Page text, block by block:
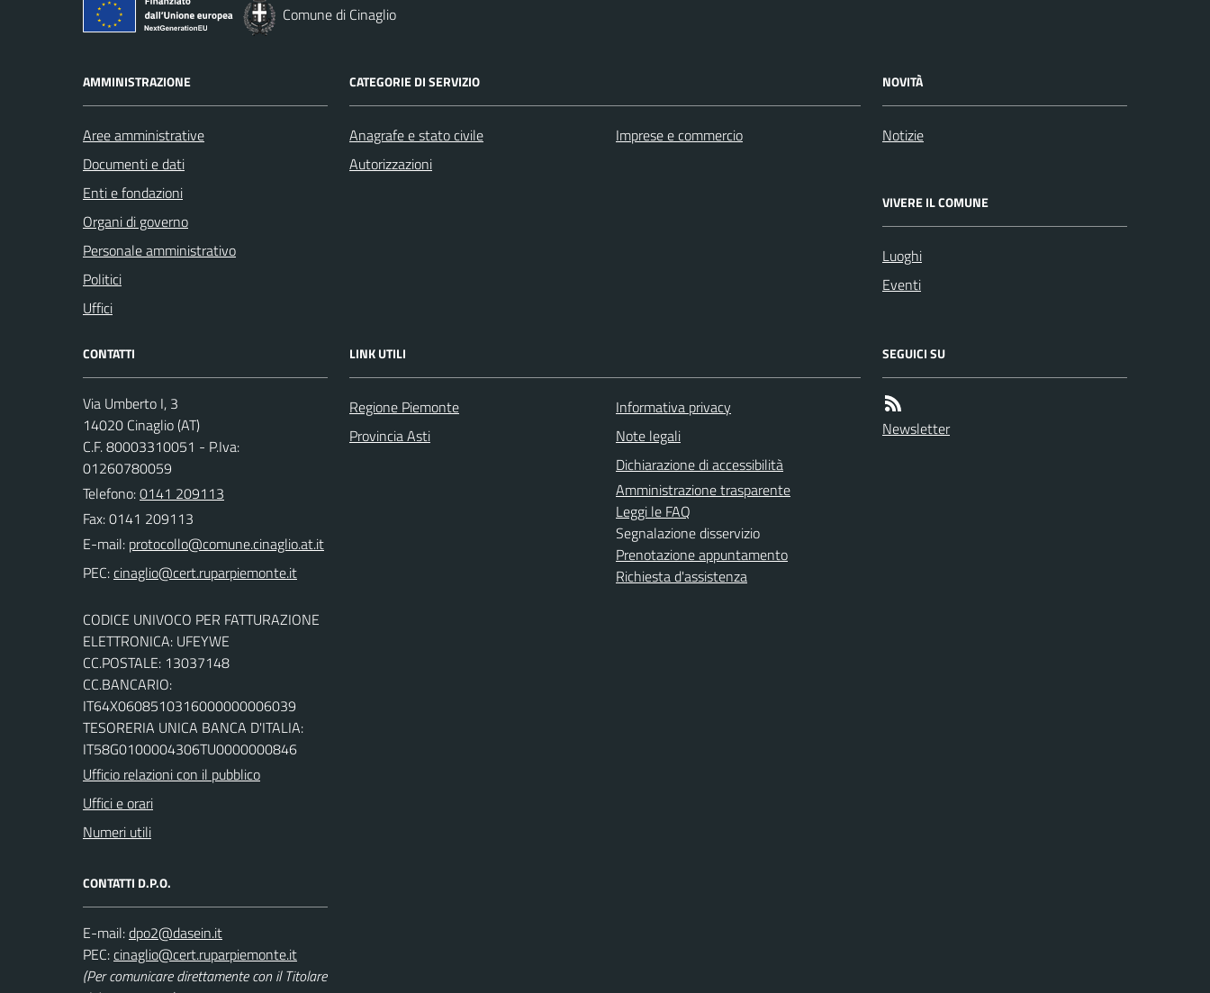
Comune di Cinaglio
AMMINISTRAZIONE
Aree amministrative
Documenti e dati
Enti e fondazioni
Organi di governo
Personale amministrativo
Politici
Uffici
CATEGORIE DI SERVIZIO
Anagrafe e stato civile
Autorizzazioni
Imprese e commercio
NOVITÀ
Notizie
VIVERE IL COMUNE
Luoghi
Eventi
CONTATTI
Via Umberto I, 3
14020 Cinaglio (AT)
C.F. 80003310051 - P.Iva:
01260780059
Telefono:0141 209113
Fax: 0141 209113
E-mail:
PEC:
CODICE UNIVOCO PER FATTURAZIONE
ELETTRONICA: UFEYWE
CC.POSTALE: 13037148
CC.BANCARIO:
IT64X0608510316000000006039
TESORERIA UNICA BANCA D'ITALIA:
IT58G0100004306TU0000000846
Ufficio relazioni con il pubblico
Uffici e orari
Numeri utili
CONTATTI D.P.O.
E-mail:
PEC:
(Per comunicare direttamente con il Titolare
LINK UTILI
Regione Piemonte
Provincia Asti
Informativa privacy
Note legali
Dichiarazione di accessibilità
Amministrazione trasparente
Leggi le FAQ
Segnalazione disservizio
Prenotazione appuntamento
Richiesta d'assistenza
SEGUICI SU
Newsletter